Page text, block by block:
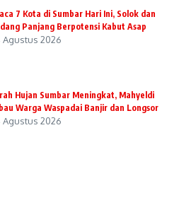
7 Kota di Sumbar Hari Ini, Solok dan
Panjang Berpotensi Kabut Asap
Agustus 2026
Hujan Sumbar Meningkat, Mahyeldi
Warga Waspadai Banjir dan Longsor
Agustus 2026